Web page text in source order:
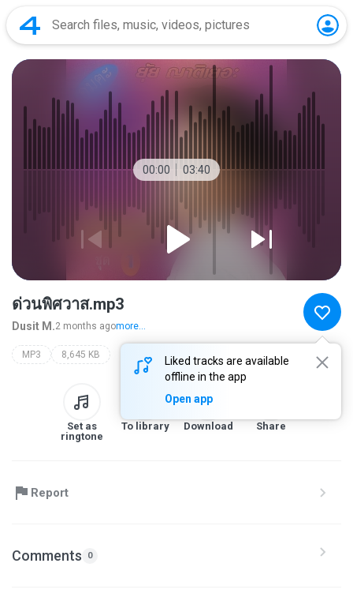
00:00 03:40
Liked tracks are available
offline in the app
Open app
ด่วนพิศวาส.mp3
Dusit M.2 months agomore...
MP3 8,645 KB
Set as
ringtone
To library Download Share
Report
Comments 0